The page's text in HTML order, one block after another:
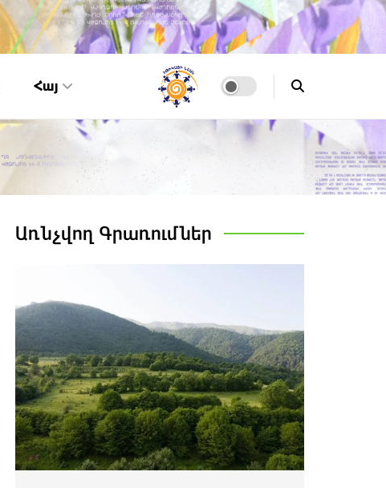
Հայ
Առնչվող Գրառումներ